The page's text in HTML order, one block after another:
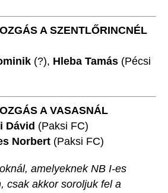
A SZENTLŐRINCNÉL
(?), Hleba Tamás (Pécsi
A VASASNÁL
Dávid (Paksi FC)
Norbert (Paksi FC)
amelyeknek NB I-es
csak akkor soroljuk fel a